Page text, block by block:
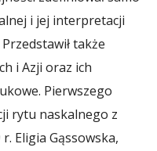
i jej interpretacji
także
i Azji oraz ich
Pierwszego
rytu naskalnego z
Eligia Gąssowska,